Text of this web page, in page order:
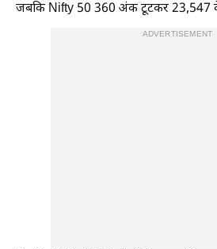
जबकि Nifty 50 360 अंक टूटकर 23,547
ADVERTISEMENT